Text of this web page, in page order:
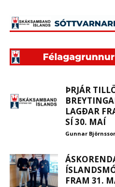
ÞRJÁR
LAGÐAR
SÍ 30. MAÍ
Gunnar
FRAM 31.